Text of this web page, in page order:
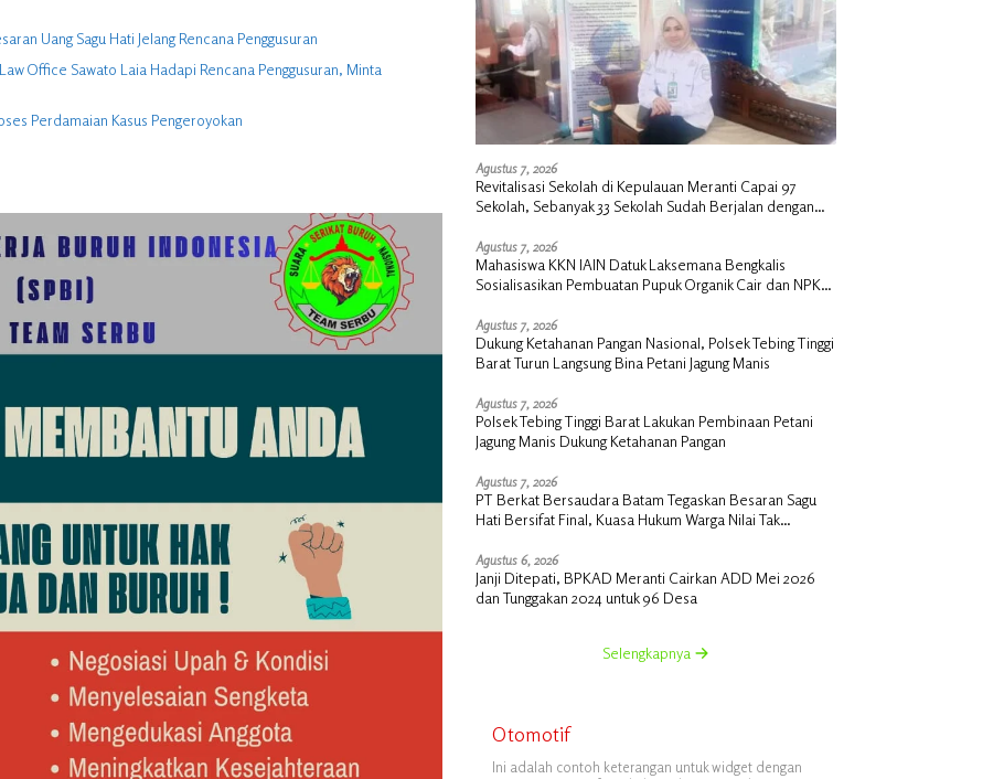
Uang Sagu Hati Jelang Rencana Penggusuran
Office Sawato Laia Hadapi Rencana Penggusuran, Minta
Perdamaian Kasus Pengeroyokan
Agustus 7, 2026
Revitalisasi Sekolah di Kepulauan Meranti Capai 97
Sekolah, Sebanyak 33 Sekolah Sudah Berjalan dengan
Agustus 7, 2026
Mahasiswa KKN IAIN Datuk Laksemana Bengkalis
Sosialisasikan Pembuatan Pupuk Organik Cair dan NPK
Agustus 7, 2026
Dukung Ketahanan Pangan Nasional, Polsek Tebing Tinggi
Barat Turun Langsung Bina Petani Jagung Manis
Agustus 7, 2026
Polsek Tebing Tinggi Barat Lakukan Pembinaan Petani
Jagung Manis Dukung Ketahanan Pangan
Agustus 7, 2026
PT Berkat Bersaudara Batam Tegaskan Besaran Sagu
Hati Bersifat Final, Kuasa Hukum Warga Nilai Tak
Agustus 6, 2026
Janji Ditepati, BPKAD Meranti Cairkan ADD Mei 2026
dan Tunggakan 2024 untuk 96 Desa
Selengkapnya
Otomotif
Ini adalah contoh keterangan untuk widget dengan